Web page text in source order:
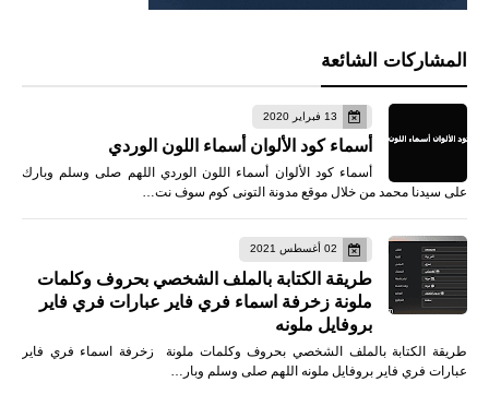
المشاركات الشائعة
13 فبراير 2020
أسماء كود الألوان أسماء اللون الوردي
أسماء كود الألوان أسماء اللون الوردي اللهم صلى وسلم وبارك
على سيدنا محمد من خلال موقع مدونة التونى كوم سوف نت…
02 أغسطس 2021
طريقة الكتابة بالملف الشخصي بحروف وكلمات
ملونة زخرفة اسماء فري فاير عبارات فري فاير
بروفايل ملونه
طريقة الكتابة بالملف الشخصي بحروف وكلمات ملونة زخرفة اسماء فري فاير
عبارات فري فاير بروفايل ملونه اللهم صلى وسلم وبار…